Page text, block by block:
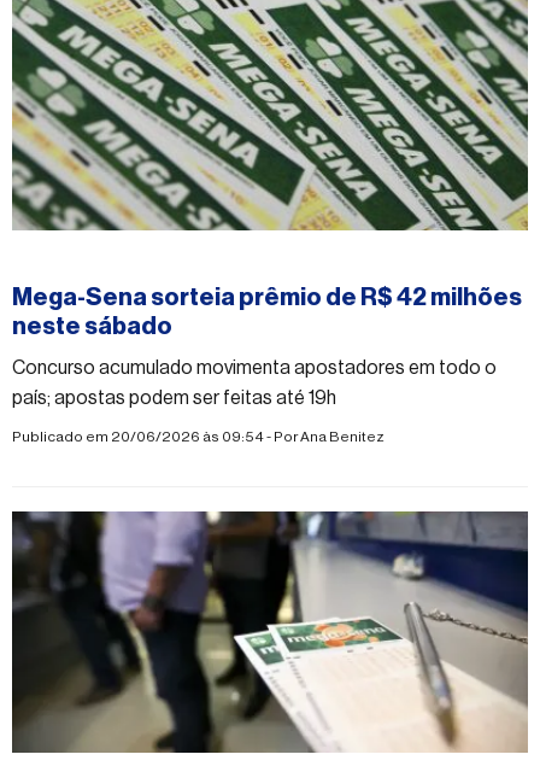
Mega-Sena sorteia prêmio de R$ 42 milhões
neste sábado
Concurso acumulado movimenta apostadores em todo o
país; apostas podem ser feitas até 19h
Publicado em 20/06/2026 às 09:54 - PorAna Benitez